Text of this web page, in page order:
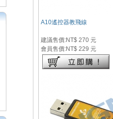
A10遙控器教飛線
建議售價:NT$ 270 元
會員售價:NT$ 229 元